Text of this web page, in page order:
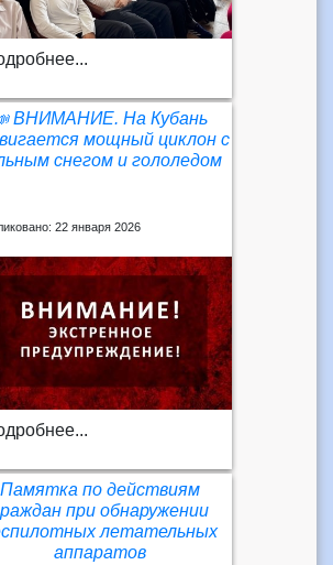
ВНИМАНИЕ. На Кубань
мощный циклон с
снегом и гололедом
22 января 2026
Памятка по действиям
при обнаружении
летательных
аппаратов